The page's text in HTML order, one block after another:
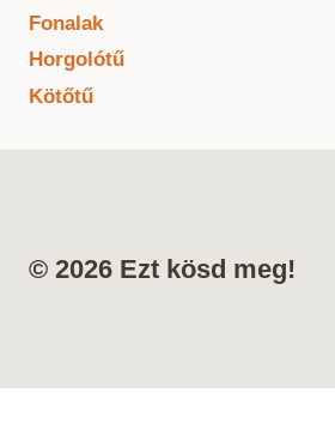
Fonalak
Horgolótű
Kötőtű
© 2026 Ezt kösd meg!